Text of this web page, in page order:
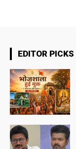
EDITOR PICKS